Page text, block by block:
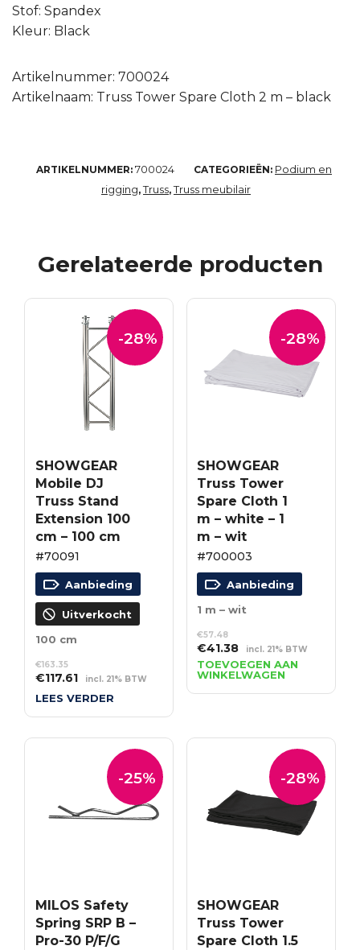
Stof: Spandex
Kleur: Black
Artikelnummer: 700024
Artikelnaam: Truss Tower Spare Cloth 2 m – black
ARTIKELNUMMER: 700024 CATEGORIEËN: Podium en
rigging,Truss,Truss meubilair
Gerelateerde producten
-28%
SHOWGEAR
Mobile DJ
Truss Stand
Extension 100
cm – 100 cm
#70091
Aanbieding
Uitverkocht
100 cm
€163.35
Oorspronkelijke
prijs
€117.61Huidige
prijs
incl. 21% BTW
LEES VERDER
-28%
SHOWGEAR
Truss Tower
Spare Cloth 1
m – white – 1
m – wit
#700003
Aanbieding
1 m – wit
€57.48
Oorspronkelijke
prijs
was:
€57.48.
€41.38Huidige
prijs
is:
€41.38.
incl. 21% BTW
TOEVOEGEN AAN
WINKELWAGEN
-25%
MILOS Safety
Spring SRP B –
Pro-30 P/F/G
-28%
SHOWGEAR
Truss Tower
Spare Cloth 1.5